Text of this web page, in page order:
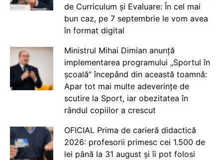
de Curriculum și Evaluare: În cel mai
bun caz, pe 7 septembrie le vom avea
în format digital
Ministrul Mihai Dimian anunță
implementarea programului „Sportul în
școală” începând din această toamnă:
Apar tot mai multe adeverințe de
scutire la Sport, iar obezitatea în
rândul copiilor a crescut
OFICIAL Prima de carieră didactică
2026: profesorii primesc cei 1.500 de
lei până la 31 august și îi pot folosi